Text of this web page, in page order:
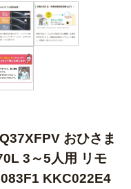
おひさま
3～5人用 リモ
KKC022E4